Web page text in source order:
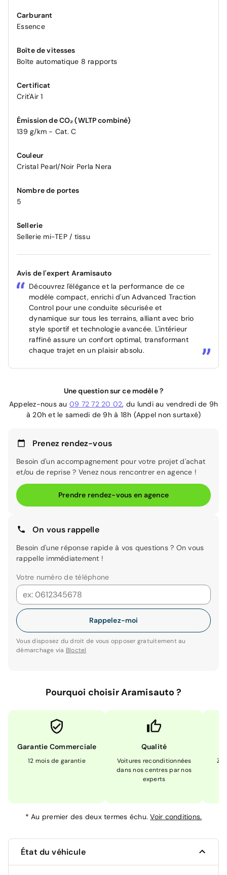
Carburant
Essence
Boîte de vitesses
Boîte automatique 8 rapports
Certificat
Crit'Air 1
Émission de CO₂ (WLTP combiné)
139 g/km - Cat. C
Couleur
Cristal Pearl/Noir Perla Nera
Nombre de portes
5
Sellerie
Sellerie mi-TEP / tissu
Avis de l'expert Aramisauto
Découvrez l'élégance et la performance de ce
modèle compact, enrichi d'un Advanced Traction
Control pour une conduite sécurisée et
dynamique sur tous les terrains, alliant avec brio
style sportif et technologie avancée. L'intérieur
raffiné assure un confort optimal, transformant
chaque trajet en un plaisir absolu.
Une question sur ce modèle ?
Appelez-nous au 09 72 72 20 02, du lundi au vendredi de 9h
à 20h et le samedi de 9h à 18h (Appel non surtaxé)
Prenez rendez-vous
Besoin d'un accompagnement pour votre projet d'achat
et/ou de reprise ? Venez nous rencontrer en agence !
Prendre rendez-vous en agence
On vous rappelle
Besoin d'une réponse rapide à vos questions ? On vous
rappelle immédiatement !
Votre numéro de téléphone
Rappelez-moi
Vous disposez du droit de vous opposer gratuitement au
démarchage via Bloctel
Pourquoi choisir Aramisauto ?
Garantie Commerciale
12 mois de garantie
Qualité
Voitures reconditionnées
dans nos centres par nos
experts
*Au premier des deux termes échu.Voir conditions.
État du véhicule